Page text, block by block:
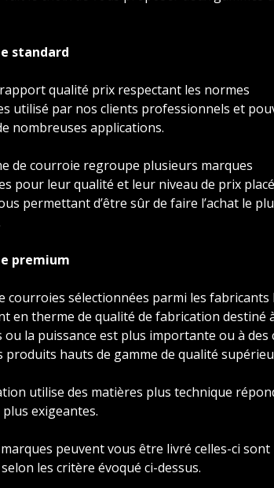
standard
qualité prix respectant les normes
utilisé par nos clients professionnels et
nombreuses applications.
de courroie regroupe plusieurs marques
pour leur qualité et leur niveau de prix
permettant d’être sûr de faire l’achat le
premium
courroies sélectionnées parmi les fabricants
en therme de qualité de fabrication destiné
ou la puissance est plus importante ou à des
produits hauts de gamme de qualité
utilise des matières plus technique
exigeantes.
peuvent vous être livré celles-ci sont
les critère évoqué ci-dessus.